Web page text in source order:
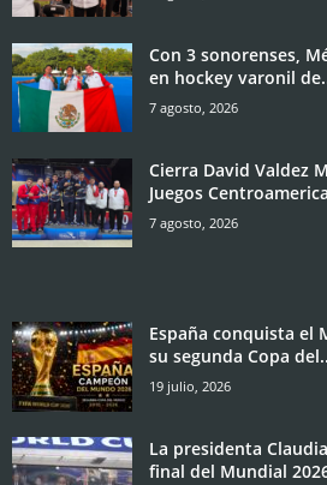
Con 3 sonorenses,
en hockey varonil
7 agosto, 2026
Cierra David Valdez
Juegos
7 agosto, 2026
España conquista el
su segunda Copa
19 julio, 2026
La presidenta
final del Mundial